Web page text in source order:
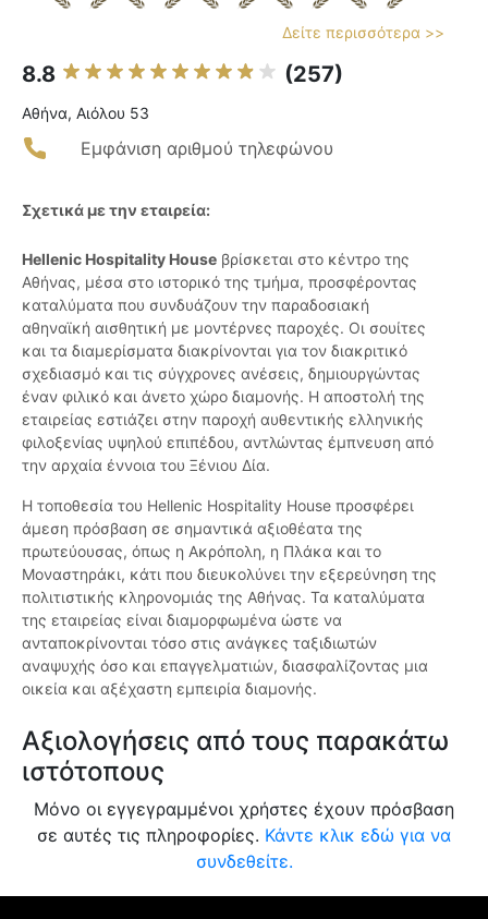
Δείτε περισσότερα >>
8.8 (257)
Αθήνα, Αιόλου 53
Εμφάνιση αριθμού τηλεφώνου
Σχετικά με την εταιρεία:
Hellenic Hospitality House βρίσκεται στο κέντρο της
Αθήνας, μέσα στο ιστορικό της τμήμα, προσφέροντας
καταλύματα που συνδυάζουν την παραδοσιακή
αθηναϊκή αισθητική με μοντέρνες παροχές. Οι σουίτες
και τα διαμερίσματα διακρίνονται για τον διακριτικό
σχεδιασμό και τις σύγχρονες ανέσεις, δημιουργώντας
έναν φιλικό και άνετο χώρο διαμονής. Η αποστολή της
εταιρείας εστιάζει στην παροχή αυθεντικής ελληνικής
φιλοξενίας υψηλού επιπέδου, αντλώντας έμπνευση από
την αρχαία έννοια του Ξένιου Δία.
Η τοποθεσία του Hellenic Hospitality House προσφέρει
άμεση πρόσβαση σε σημαντικά αξιοθέατα της
πρωτεύουσας, όπως η Ακρόπολη, η Πλάκα και το
Μοναστηράκι, κάτι που διευκολύνει την εξερεύνηση της
πολιτιστικής κληρονομιάς της Αθήνας. Τα καταλύματα
της εταιρείας είναι διαμορφωμένα ώστε να
ανταποκρίνονται τόσο στις ανάγκες ταξιδιωτών
αναψυχής όσο και επαγγελματιών, διασφαλίζοντας μια
οικεία και αξέχαστη εμπειρία διαμονής.
Αξιολογήσεις από τους παρακάτω
ιστότοπους
Μόνο οι εγγεγραμμένοι χρήστες έχουν πρόσβαση
σε αυτές τις πληροφορίες. Κάντε κλικ εδώ για να
συνδεθείτε.